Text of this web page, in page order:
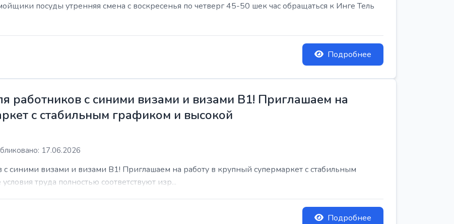
посуды утренняя смена с воскресенья по четверг 45-50 шек час обращаться к Инге Тель
Подробнее
работников с синими визами и визами B1! Приглашаем на
с стабильным графиком и высокой
17.06.2026
синими визами и визами B1! Приглашаем на работу в крупный супермаркет с стабильным
труда полностью соответствуют изр...
Подробнее